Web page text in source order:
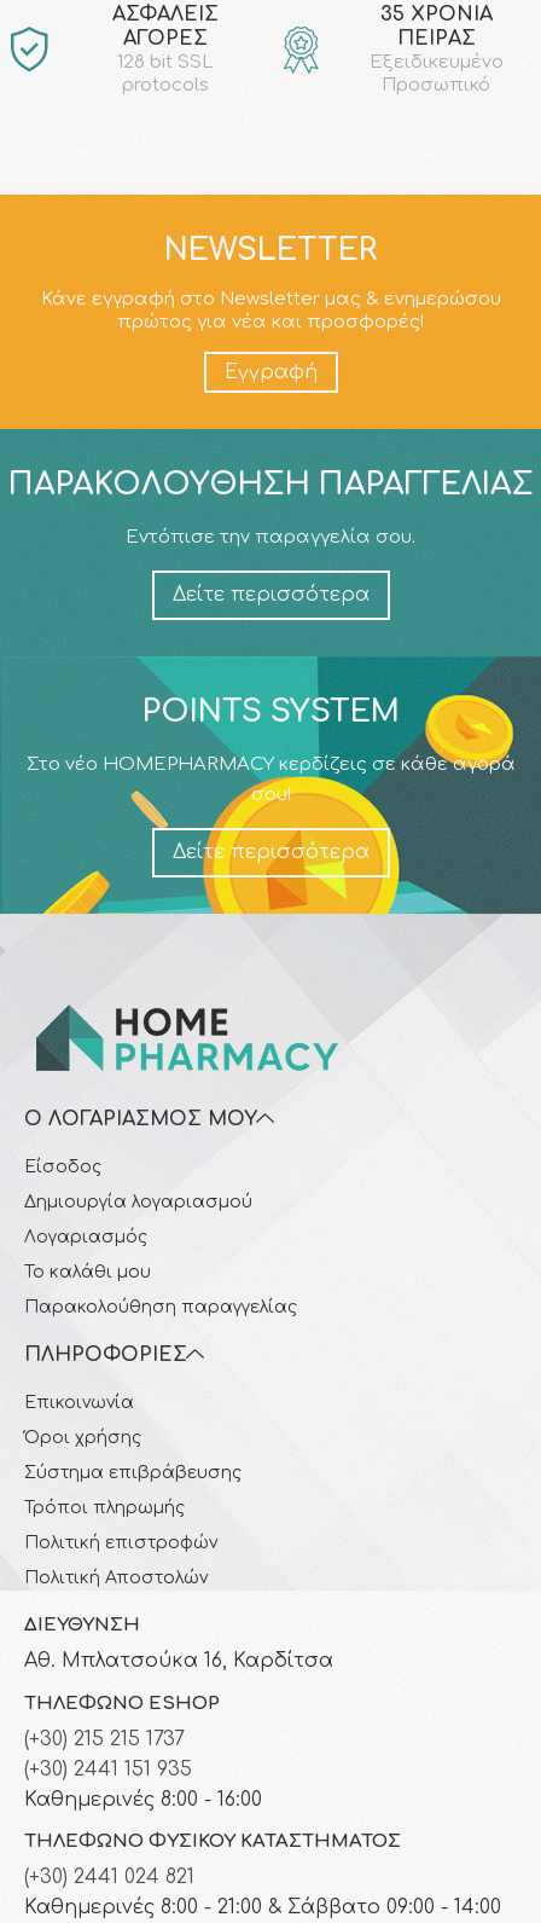
AΣΦΑΛΕΙΣ
ΑΓΟΡΕΣ
128 bit SSL
protocols
35 ΧΡΟΝΙΑ
ΠΕΙΡΑΣ
Εξειδικευμένο
Προσωπικό
NEWSLETTER
Κάνε εγγραφή στο Newsletter μας & ενημερώσου
πρώτος για νέα και προσφορές!
Εγγραφή
ΠΑΡΑΚΟΛΟΎΘΗΣΗ ΠΑΡΑΓΓΕΛΊΑΣ
Εντόπισε την παραγγελία σου.
Δείτε περισσότερα
POINTS SYSTEM
Στο νέο HOMEPHARMACY κερδίζεις σε κάθε αγορά
σου!
Δείτε περισσότερα
Ο ΛΟΓΑΡΙΑΣΜΌΣ ΜΟΥ
Είσοδος
Δημιουργία λογαριασμού
Λογαριασμός
Το καλάθι μου
Παρακολούθηση παραγγελίας
ΠΛΗΡΟΦΟΡΊΕΣ
Επικοινωνία
Όροι χρήσης
Σύστημα επιβράβευσης
Τρόποι πληρωμής
Πολιτική επιστροφών
Πολιτική Αποστολών
ΔΙΕΎΘΥΝΣΗ
Αθ. Μπλατσούκα 16, Καρδίτσα
ΤΗΛΈΦΩΝΟ ESHOP
(+30) 215 215 1737
(+30) 2441 151 935
Καθημερινές 8:00 - 16:00
ΤΗΛΈΦΩΝΟ ΦΥΣΙΚΟΎ ΚΑΤΑΣΤΉΜΑΤΟΣ
(+30) 2441 024 821
Καθημερινές 8:00 - 21:00 & Σάββατο 09:00 - 14:00